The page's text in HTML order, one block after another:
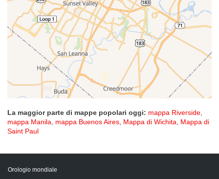
La maggior parte di mappe popolari oggi: mappa Riverside,
mappa Manila, mappa Buenos Aires, Mappa di Wichita, Mappa di
Saint Paul
Orologio mondiale